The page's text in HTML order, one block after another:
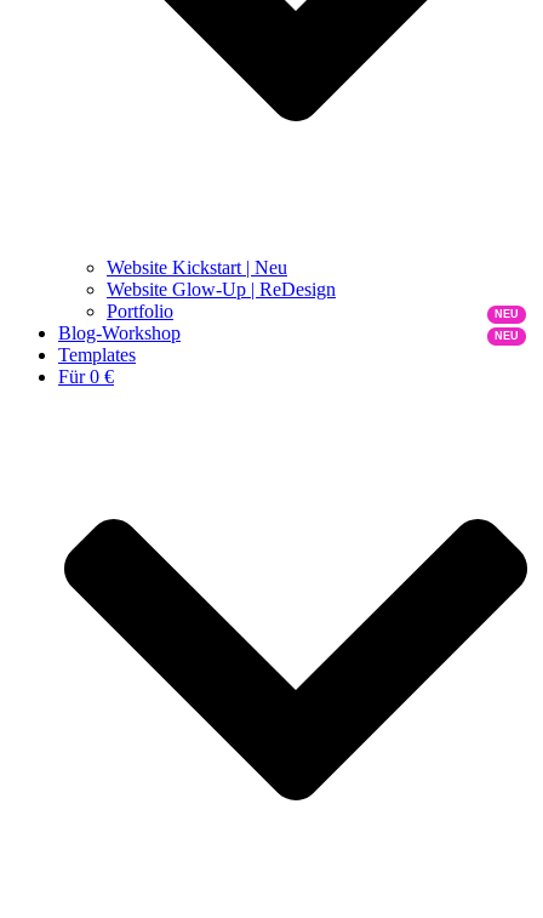
Website Kickstart | Neu
Website Glow-Up | ReDesign
Portfolio
Blog-Workshop
Templates
Für 0 €